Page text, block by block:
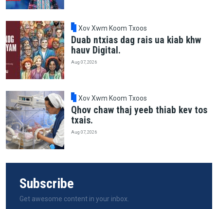
Xov Xwm Koom Txoos
Duab ntxias dag rais ua kiab khw
hauv Digital.
Aug 07, 2026
Xov Xwm Koom Txoos
Qhov chaw thaj yeeb thiab kev tos
txais.
Aug 07, 2026
Subscribe
Get awesome content in your inbox.